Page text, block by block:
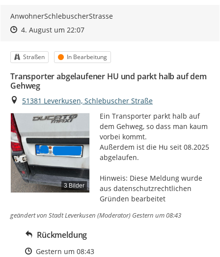
AnwohnerSchlebuscherStrasse
Zeitpunkt des Erstellens
Zeitpunkt des Erstellens
4. August um 22:07Zur Äußerung
Kategorie
Straßen Status
In Bearbeitung
Transporter abgelaufener HU und parkt halb auf dem
Gehweg
Ort
51381 Leverkusen, Schlebuscher Straße
3 Bilder
Ein Transporter parkt halb auf
dem Gehweg, so dass man kaum
vorbei kommt.
Außerdem ist die Hu seit 08.2025
abgelaufen.
Hinweis: Diese Meldung wurde
aus datenschutzrechtlichen
Gründen bearbeitet
geändert von Stadt Leverkusen (Moderator) Gestern um 08:43
Rückmeldung
Zeitpunkt des Erstellens
Gestern um 08:43